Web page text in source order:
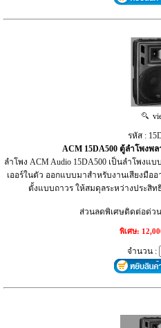
รหัส :
ACM 15DA500 ตู้ลำโพงพ
ลำโพง ACM Audio 15DA500 เป็นลำโพง
เออร์ในตัว ออกแบบมาสำหรับงานเสียงมือ
ตั้งแบบถาวร ให้สมดุลระหว่างประสิ
ส่วนลดพิเศษติดต่อด่วน
พิเศษ:
จำนวน :